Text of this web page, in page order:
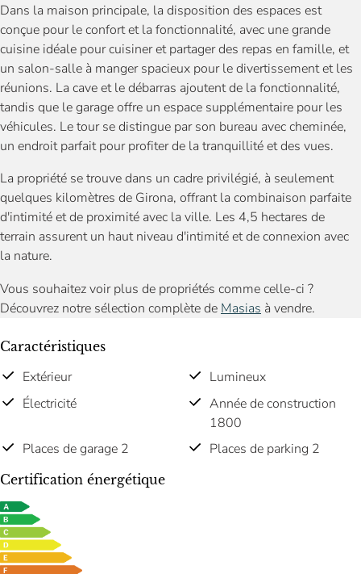
Dans la maison principale, la disposition des espaces est
conçue pour le confort et la fonctionnalité, avec une grande
cuisine idéale pour cuisiner et partager des repas en famille, et
un salon-salle à manger spacieux pour le divertissement et les
réunions. La cave et le débarras ajoutent de la fonctionnalité,
tandis que le garage offre un espace supplémentaire pour les
véhicules. Le tour se distingue par son bureau avec cheminée,
un endroit parfait pour profiter de la tranquillité et des vues.
La propriété se trouve dans un cadre privilégié, à seulement
quelques kilomètres de Girona, offrant la combinaison parfaite
d'intimité et de proximité avec la ville. Les 4,5 hectares de
terrain assurent un haut niveau d'intimité et de connexion avec
la nature.
Vous souhaitez voir plus de propriétés comme celle-ci ?
Découvrez notre sélection complète de Masias à vendre.
Caractéristiques
Extérieur
Lumineux
Électricité
Année de construction
1800
Places de garage 2
Places de parking 2
Certification énergétique